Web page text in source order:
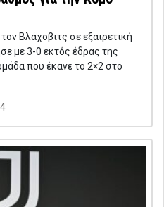
Βλάχοβιτς σε εξαιρετική
με 3-0 εκτός έδρας της
που έκανε το 2×2 στο